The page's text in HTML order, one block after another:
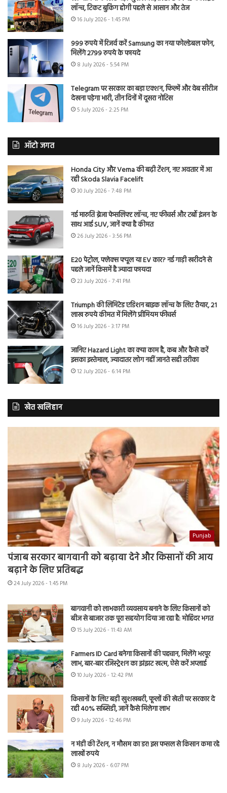
लॉन्च, टिकट बुकिंग होगी पहले से आसान और तेज
16 July 2026 - 1:45 PM
999 रुपये में रिजर्व करें Samsung का नया फोल्डेबल फोन,
मिलेंगे 2799 रुपये के फायदे
8 July 2026 - 5:54 PM
Telegram पर सरकार का बड़ा एक्शन, फिल्में और वेब सीरीज
देखना पड़ेगा भारी, तीन दिनों में दूसरा नोटिस
5 July 2026 - 2:25 PM
ऑटो जगत
Honda City और Verna की बढ़ी टेंशन, नए अवतार में आ
रही Skoda Slavia Facelift
30 July 2026 - 7:48 PM
नई मारुति ब्रेजा फेसलिफ्ट लॉन्च, नए फीचर्स और टर्बो इंजन के
साथ आई SUV, जानें क्या है कीमत
26 July 2026 - 3:56 PM
E20 पेट्रोल, फ्लेक्स फ्यूल या EV कार? नई गाड़ी खरीदने से
पहले जानें किसमें है ज्यादा फायदा
23 July 2026 - 7:41 PM
Triumph की लिमिटेड एडिशन बाइक लॉन्च के लिए तैयार, 21
लाख रुपये कीमत में मिलेंगे प्रीमियम फीचर्स
16 July 2026 - 3:17 PM
जानिए Hazard Light का क्या काम है, कब और कैसे करें
इसका इस्तेमाल, ज्यादातर लोग नहीं जानते सही तरीका
12 July 2026 - 6:14 PM
खेत खलिहान
Punjab
पंजाब सरकार बागवानी को बढ़ावा देने और किसानों की आय
बढ़ाने के लिए प्रतिबद्ध
24 July 2026 - 1:45 PM
बागवानी को लाभकारी व्यवसाय बनाने के लिए किसानों को
बीज से बाजार तक पूरा सहयोग दिया जा रहा है: मोहिंदर भगत
15 July 2026 - 11:43 AM
Farmers ID Card बनेगा किसानों की पहचान, मिलेंगे भरपूर
लाभ, बार-बार रजिस्ट्रेशन का झंझट खत्म, ऐसे करें अप्लाई
10 July 2026 - 12:42 PM
किसानों के लिए बड़ी खुशखबरी, फूलों की खेती पर सरकार दे
रही 40% सब्सिडी, जानें कैसे मिलेगा लाभ
9 July 2026 - 12:46 PM
न मंडी की टेंशन, न मौसम का डर! इस फसल से किसान कमा रहे
लाखों रुपये
8 July 2026 - 6:07 PM